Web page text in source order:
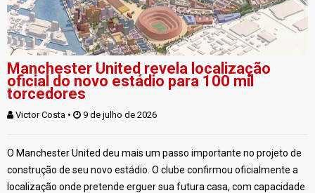
Manchester United revela localização
oficial do novo estádio para 100 mil
torcedores
Victor Costa • 9 de julho de 2026
O Manchester United deu mais um passo importante no projeto de
construção de seu novo estádio. O clube confirmou oficialmente a
localização onde pretende erguer sua futura casa, com capacidade